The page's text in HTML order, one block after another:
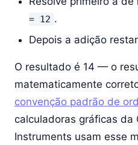
= 12 .
Depois a adição
O resultado é 14 — o
matematicamente
convenção padrão de
calculadoras gráficas da
Instruments usam esse